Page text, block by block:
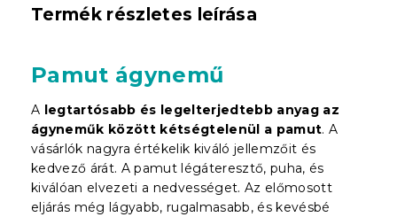
Termék részletes leírása
Pamut ágynemű
A legtartósabb és legelterjedtebb anyag az
ágyneműk között kétségtelenül a pamut. A
vásárlók nagyra értékelik kiváló jellemzőit és
kedvező árát. A pamut légáteresztő, puha, és
kiválóan elvezeti a nedvességet. Az előmosott
eljárás még lágyabb, rugalmasabb, és kevésbé